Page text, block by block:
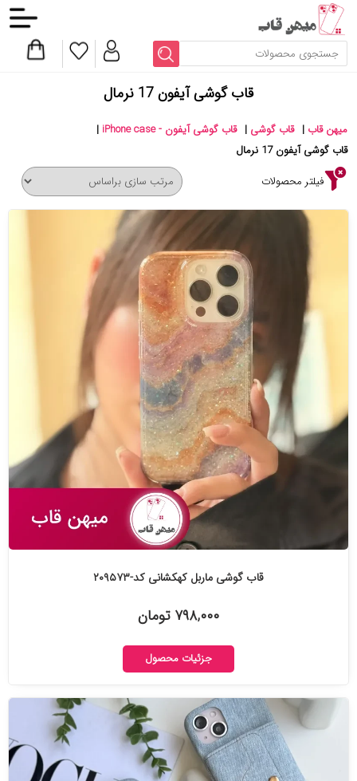
قاب گوشی آیفون 17 نرمال
میهن قاب | قاب گوشی | قاب گوشی آیفون - iPhone case
|
قاب گوشی آیفون 17 نرمال
فیلتر محصولات
قاب گوشی ماربل کهکشانی کد-۲۰۹۵۷۳
۷۹۸,۰۰۰ تومان
جزئیات محصول